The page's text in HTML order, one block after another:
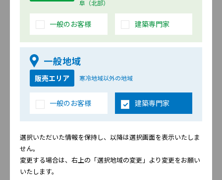
阜（北部）
一般のお客様 建築専門家
一般地域
販売エリア 寒冷地域以外の地域
一般のお客様 建築専門家
選択いただいた情報を保持し、以降は選択画面を表示いたしま
せん。
変更する場合は、右上の「選択地域の変更」より変更をお願い
いたします。
プラトストーン
レントスクラッチ